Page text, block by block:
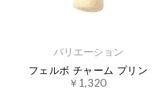
バリエーション
フェルボ チャーム プリン
￥1,320